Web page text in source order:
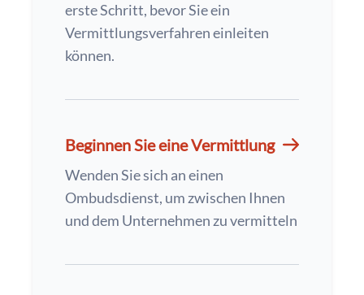
erste Schritt, bevor Sie ein
Vermittlungsverfahren einleiten
können.
Beginnen Sie eine Vermittlung
Wenden Sie sich an einen
Ombudsdienst, um zwischen Ihnen
und dem Unternehmen zu vermitteln